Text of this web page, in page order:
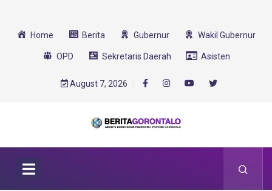
Home Berita Gubernur Wakil Gubernur
OPD Sekretaris Daerah Asisten
August 7, 2026